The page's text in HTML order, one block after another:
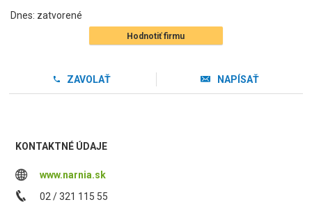
Dnes: zatvorené
Hodnotiť firmu
ZAVOLAŤ NAPÍSAŤ
KONTAKTNÉ ÚDAJE
www.narnia.sk
02 / 321 115 55